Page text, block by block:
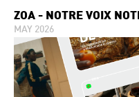
ZOA - NOTRE VOIX
MAY 2026